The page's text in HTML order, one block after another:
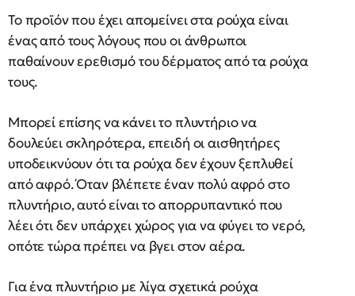
Το προϊόν που έχει απομείνει στα ρούχα είναι
ένας από τους λόγους που οι άνθρωποι
παθαίνουν ερεθισμό του δέρματος από τα ρούχα
τους.
Μπορεί επίσης να κάνει το πλυντήριο να
δουλεύει σκληρότερα, επειδή οι αισθητήρες
υποδεικνύουν ότι τα ρούχα δεν έχουν ξεπλυθεί
από αφρό. Όταν βλέπετε έναν πολύ αφρό στο
πλυντήριο, αυτό είναι το απορρυπαντικό που
λέει ότι δεν υπάρχει χώρος για να φύγει το νερό,
οπότε τώρα πρέπει να βγει στον αέρα.
Για ένα πλυντήριο με λίγα σχετικά ρούχα